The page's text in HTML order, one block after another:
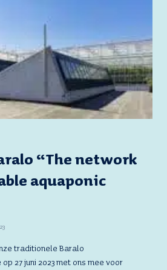
“The network
aquaponic
traditionele Baralo
27 juni 2023 met ons mee voor